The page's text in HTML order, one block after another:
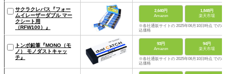
サクラクレパス『フォー
ムイレーザーダブル マー
クシート用
（RFW100）』
2,640円
Amazon
1,848円
楽天市場
※各社通販サイトの 2025年06月10日時点 での税
込価格
トンボ鉛筆『MONO（モ
ノ） モノダストキャッ
チ』
93円
Amazon
94円
楽天市場
※各社通販サイトの 2025年06月10日時点 での税
込価格